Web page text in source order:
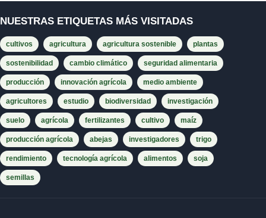
NUESTRAS ETIQUETAS MÁS VISITADAS
cultivos agricultura agricultura sostenible plantas
sostenibilidad cambio climático seguridad alimentaria
producción innovación agrícola medio ambiente
agricultores estudio biodiversidad investigación
suelo agrícola fertilizantes cultivo maíz
producción agrícola abejas investigadores trigo
rendimiento tecnología agrícola alimentos soja
semillas